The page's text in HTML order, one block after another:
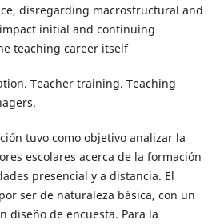
disregarding macrostructural and
initial and continuing
teaching career itself
Teacher training. Teaching
tuvo como objetivo analizar la
escolares acerca de la formación
presencial y a distancia. El
ser de naturaleza básica, con un
diseño de encuesta. Para la